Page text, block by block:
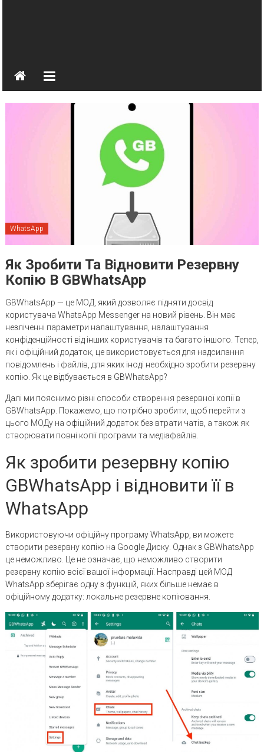
WhatsApp
Як Зробити Та Відновити Резервну
Копію В GBWhatsApp
GBWhatsApp — це МОД, який дозволяє підняти досвід
користувача WhatsApp Messenger на новий рівень. Він має
незліченні параметри налаштування, налаштування
конфіденційності від інших користувачів та багато іншого. Тепер,
як і офіційний додаток, це використовується для надсилання
повідомлень і файлів, для яких іноді необхідно зробити резервну
копію. Як це відбувається в GBWhatsApp?
Далі ми пояснимо різні способи створення резервної копії в
GBWhatsApp. Покажемо, що потрібно зробити, щоб перейти з
цього МОДу на офіційний додаток без втрати чатів, а також як
створювати повні копії програми та медіафайлів.
Як зробити резервну копію
GBWhatsApp і відновити її в
WhatsApp
Використовуючи офіційну програму WhatsApp, ви можете
створити резервну копію на Google Диску. Однак з GBWhatsApp
це неможливо. Це не означає, що неможливо створити
резервну копію всієї вашої інформації. Насправді цей МОД
WhatsApp зберігає одну з функцій, яких більше немає в
офіційному додатку: локальне резервне копіювання.